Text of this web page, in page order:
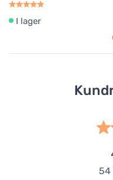
I lager
54